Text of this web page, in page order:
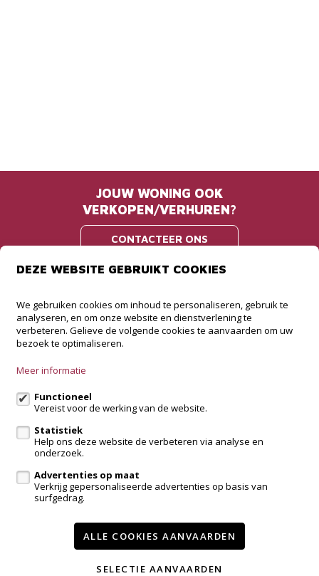
JOUW WONING OOK
VERKOPEN/VERHUREN?
CONTACTEER ONS
CARDI Woonadvies
Rechtstraat 289
9160 Eksaarde
info@cardi-woonadvies.be
Volg ons op:
Te koop Referenties
Onze diensten
DEZE WEBSITE GEBRUIKT COOKIES
We gebruiken cookies om inhoud te personaliseren, gebruik te
analyseren, en om onze website en dienstverlening te
verbeteren. Gelieve de volgende cookies te aanvaarden om uw
bezoek te optimaliseren.
Meer informatie
Functioneel
Vereist voor de werking van de website.
Statistiek
Help ons deze website de verbeteren via analyse en
onderzoek.
Advertenties op maat
Verkrijg gepersonaliseerde advertenties op basis van
surfgedrag.
ALLE COOKIES AANVAARDEN
SELECTIE AANVAARDEN